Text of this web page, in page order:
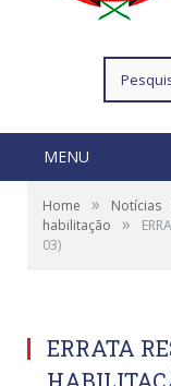
por:
MENU
Home » Notícias
habilitação
»
03)
ERRATA